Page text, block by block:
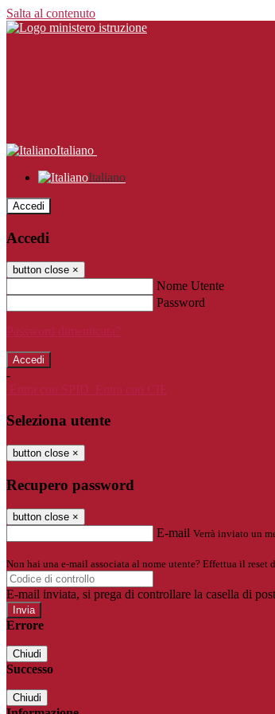
Salta al contenuto
Italiano
Italiano
Accedi
Accedi
button close ×
Nome Utente
Password
Password dimenticata?
-
Entra con SPID
Entra con CIE
Seleziona utente
button close ×
Recupero password
button close ×
E-mail Verrà inviato un
Non hai una e-mail associata al nome utente? Effettua il reset
E-mail inviata, si prega di controllare la casella di
Errore
Chiudi
Successo
Chiudi